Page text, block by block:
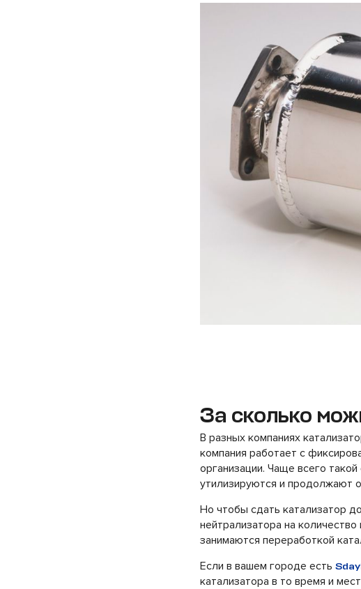
За сколько
В разных компаниях
компания работает с
организации. Чаще всего
утилизируются и продолжают
Но чтобы сдать катализатор
нейтрализатора на
занимаются переработкой
Если в вашем городе есть
катализатора в то время и